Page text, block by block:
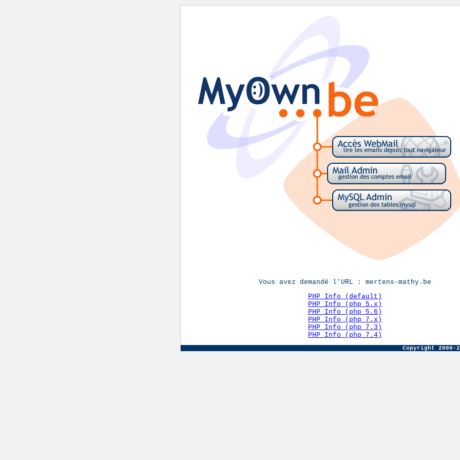
Vous avez demandé l'URL : mertens-mathy.be
PHP Info (default)
PHP Info (php 5.x)
PHP Info (php 5.6)
PHP Info (php 7.x)
PHP Info (php 7.3)
PHP Info (php 7.4)
Copyright 2000-